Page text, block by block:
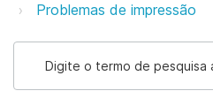
Problemas de impressão